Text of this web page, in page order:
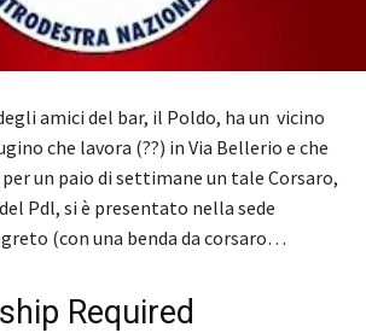
amici del bar, il Poldo, ha un vicino
che lavora (??) in Via Bellerio e che
un paio di settimane un tale Corsaro,
Pdl, si è presentato nella sede
(con una benda da corsaro…
Required